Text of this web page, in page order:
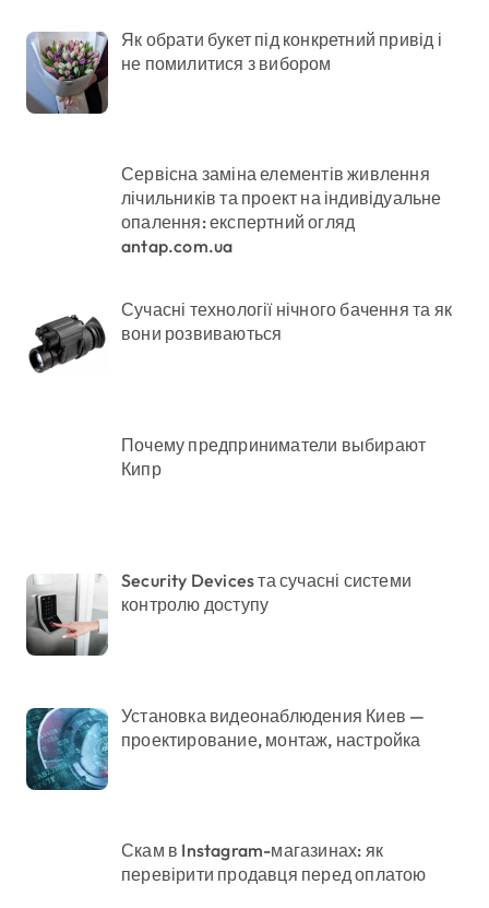
Як обрати букет під конкретний привід і
не помилитися з вибором
Сервісна заміна елементів живлення
лічильників та проект на індивідуальне
опалення: експертний огляд
antap.com.ua
Сучасні технології нічного бачення та як
вони розвиваються
Почему предприниматели выбирают
Кипр
Security Devices та сучасні системи
контролю доступу
Установка видеонаблюдения Киев —
проектирование, монтаж, настройка
Скам в Instagram-магазинах: як
перевірити продавця перед оплатою